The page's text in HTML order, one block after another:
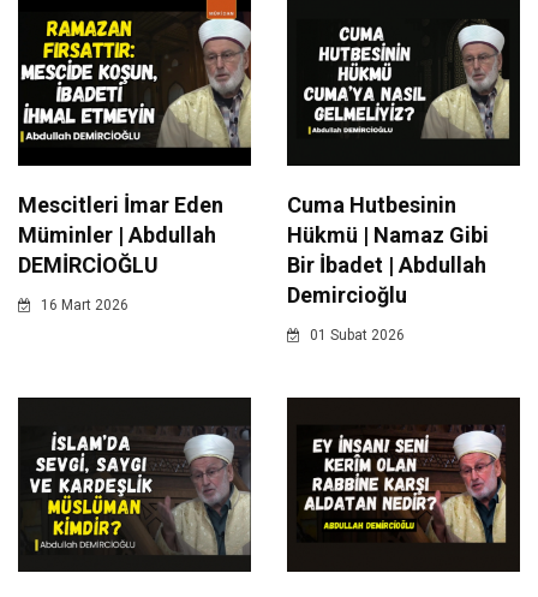
Mescitleri İmar Eden
Müminler | Abdullah
DEMİRCİOĞLU
16 Mart 2026
Cuma Hutbesinin
Hükmü | Namaz Gibi
Bir İbadet | Abdullah
Demircioğlu
01 Subat 2026